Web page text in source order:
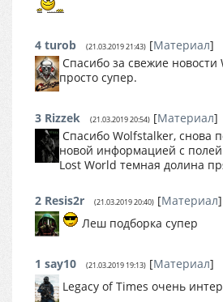
4 turob (21.03.2019 21:43) [Материал]
Спасибо за свежие новости
просто супер.
3 Rizzek (21.03.2019 20:54) [Материал]
Спасибо Wolfstalker, снова
новой информацией с
Lost World темная долина
2 Resis2r (21.03.2019 20:40) [Материал]
Леш подборка супер
1 say10 (21.03.2019 19:13) [Материал]
Legacy of Times очень